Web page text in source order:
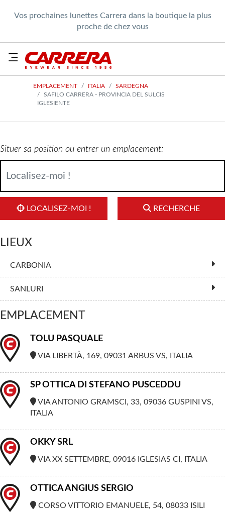
Vos prochaines lunettes Carrera dans la boutique la plus
proche de chez vous
EMPLACEMENT ITALIA
SARDEGNA
SAFILO CARRERA - PROVINCIA DEL SULCIS
IGLESIENTE
Situer sa position ou entrer un emplacement:
LOCALISEZ-MOI ! RECHERCHE
LIEUX
CARBONIA
SANLURI
EMPLACEMENT
TOLU PASQUALE
VIA LIBERTÀ, 169, 09031 ARBUS VS, ITALIA
SP OTTICA DI STEFANO PUSCEDDU
VIA ANTONIO GRAMSCI, 33, 09036 GUSPINI VS,
ITALIA
OKKY SRL
VIA XX SETTEMBRE, 09016 IGLESIAS CI, ITALIA
OTTICA ANGIUS SERGIO
CORSO VITTORIO EMANUELE, 54, 08033 ISILI